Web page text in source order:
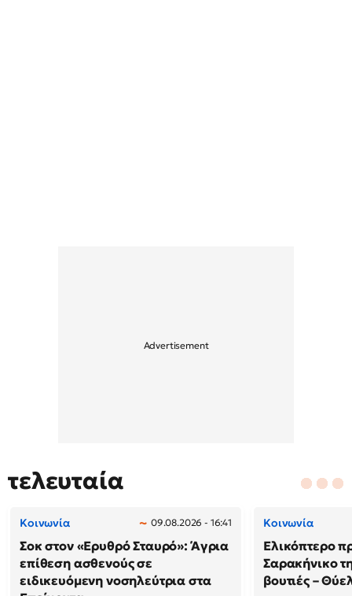
τελευταία
Κοινωνία 09.08.2026 - 16:41
Σοκ στον «Ερυθρό Σταυρό»: Άγρια
επίθεση ασθενούς σε
ειδικευόμενη νοσηλεύτρια στα
Κοινωνία
Ελικόπτερο
Σαρακήνικο
βουτιές –